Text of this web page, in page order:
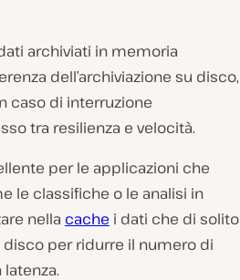
archiviati in memoria
dell’archiviazione su disco,
caso di interruzione
tra resilienza e velocità.
per le applicazioni che
le classifiche o le analisi in
nella cache i dati che di solito
per ridurre il numero di